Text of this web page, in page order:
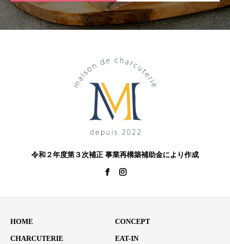
令和２年度第３次補正 事業再構築補助金により作成
HOME CONCEPT
CHARCUTERIE EAT-IN